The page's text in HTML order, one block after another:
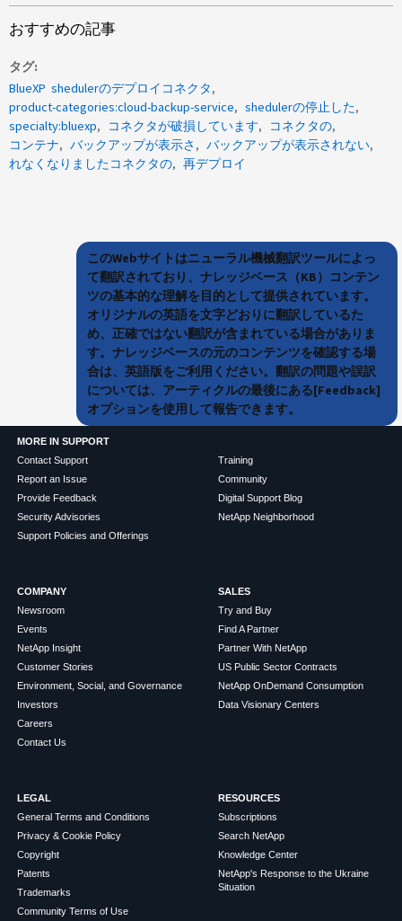
おすすめの記事
タグ
BlueXP shedulerのデプロイコネクタ
product-categories:cloud-backup-service
shedulerの停止した
specialty:bluexp
コネクタが破損しています
コネクタの
コンテナ
バックアップが表示さ
バックアップが表示されない
れなくなりましたコネクタの
再デプロイ
このWebサイトはニューラル機械翻訳ツールによっ
て翻訳されており、ナレッジベース（KB）コンテン
ツの基本的な理解を目的として提供されています。
オリジナルの英語を文字どおりに翻訳しているた
め、正確ではない翻訳が含まれている場合がありま
す。ナレッジベースの元のコンテンツを確認する場
合は、英語版をご利用ください。翻訳の問題や誤訳
については、アーティクルの最後にある[Feedback]
オプションを使用して報告できます。
MORE IN SUPPORT
Contact Support
Report an Issue
Provide Feedback
Security Advisories
Support Policies and Offerings
Training
Community
Digital Support Blog
NetApp Neighborhood
COMPANY
Newsroom
Events
NetApp Insight
Customer Stories
Environment, Social, and Governance
Investors
Careers
Contact Us
SALES
Try and Buy
Find A Partner
Partner With NetApp
US Public Sector Contracts
NetApp OnDemand Consumption
Data Visionary Centers
LEGAL
General Terms and Conditions
Privacy & Cookie Policy
Copyright
Patents
Trademarks
Community Terms of Use
RESOURCES
Subscriptions
Search NetApp
Knowledge Center
NetApp's Response to the Ukraine
Situation